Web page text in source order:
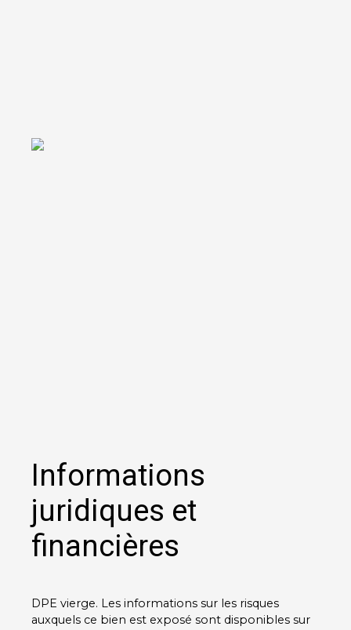
Informations
juridiques et
financières
DPE vierge. Les informations sur les risques
auxquels ce bien est exposé sont disponibles sur